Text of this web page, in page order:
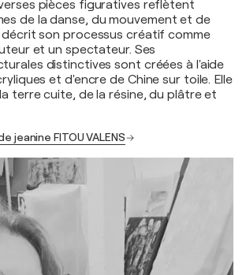
pièces figuratives reflètent
de la danse, du mouvement et de
décrit son processus créatif comme
et un spectateur. Ses
distinctives sont créées à l'aide
et d'encre de Chine sur toile. Elle
terre cuite, de la résine, du plâtre et
jeanine FITOU VALENS